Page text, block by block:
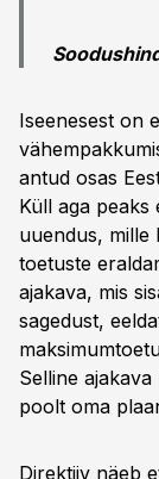
Iseenesest on
antud osas
Küll aga peaks
uuendus, mille
toetuste
ajakava, mis
sagedust,
Selline
poolt oma
Direktiiv näeb